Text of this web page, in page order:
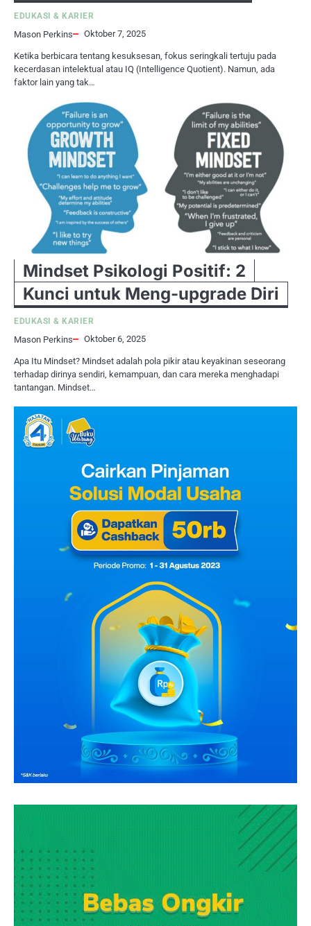
EDUKASI & KARIER
Mason Perkins Oktober 7, 2025
Ketika berbicara tentang kesuksesan, fokus seringkali tertuju pada
kecerdasan intelektual atau IQ (Intelligence Quotient). Namun, ada
faktor lain yang tak…
Mindset Psikologi Positif: 2
Kunci untuk Meng-upgrade Diri
EDUKASI & KARIER
Mason Perkins Oktober 6, 2025
Apa Itu Mindset? Mindset adalah pola pikir atau keyakinan seseorang
terhadap dirinya sendiri, kemampuan, dan cara mereka menghadapi
tantangan. Mindset…